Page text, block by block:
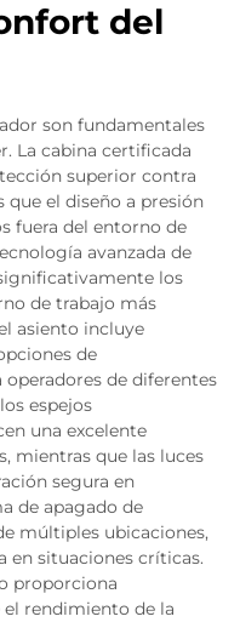
del
son fundamentales
La cabina certificada
superior contra
que el diseño a presión
fuera del entorno de
avanzada de
los
de trabajo más
asiento incluye
de
de diferentes
espejos
una excelente
mientras que las luces
segura en
de apagado de
múltiples ubicaciones,
en situaciones críticas.
proporciona
rendimiento de la